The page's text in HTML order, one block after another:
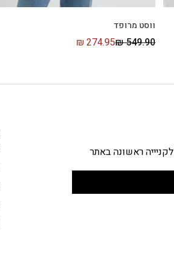
ווסט מרופד
₪549.90
₪ 274.95
לקניייה ראשונה באתר